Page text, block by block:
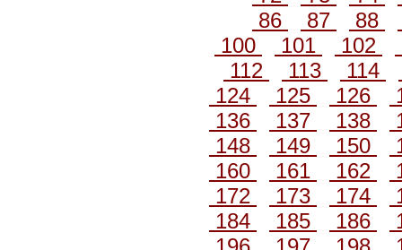
86
87 88
100
101 102
112
113 114
124
125 126
136
137 138
148
149 150
160
161 162
172
173 174
184
185 186